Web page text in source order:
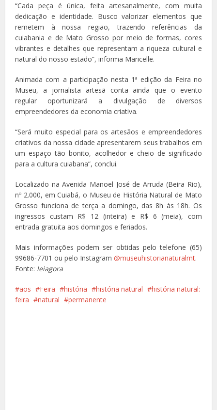
“Cada peça é única, feita artesanalmente, com muita
dedicação e identidade. Busco valorizar elementos que
remetem à nossa região, trazendo referências da
cuiabania e de Mato Grosso por meio de formas, cores
vibrantes e detalhes que representam a riqueza cultural e
natural do nosso estado”, informa Maricelle.
Animada com a participação nesta 1ª edição da Feira no
Museu, a jornalista artesã conta ainda que o evento
regular oportunizará a divulgação de diversos
empreendedores da economia criativa.
“Será muito especial para os artesãos e empreendedores
criativos da nossa cidade apresentarem seus trabalhos em
um espaço tão bonito, acolhedor e cheio de significado
para a cultura cuiabana”, conclui.
Localizado na Avenida Manoel José de Arruda (Beira Rio),
nº 2.000, em Cuiabá, o Museu de História Natural de Mato
Grosso funciona de terça a domingo, das 8h às 18h. Os
ingressos custam R$ 12 (inteira) e R$ 6 (meia), com
entrada gratuita aos domingos e feriados.
Mais informações podem ser obtidas pelo telefone (65)
99686-7701 ou pelo Instagram@museuhistorianaturalmt.
Fonte: leiagora
aos Feira história história natural
história natural:
feira
natural permanente